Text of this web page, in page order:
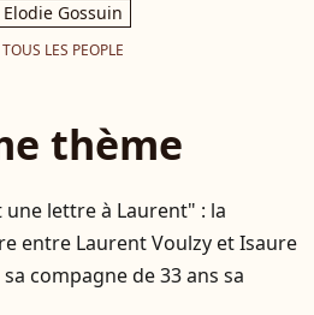
Elodie Gossuin
LES PEOPLE
thème
une lettre à Laurent" : la
entre Laurent Voulzy et Isaure
sa compagne de 33 ans sa